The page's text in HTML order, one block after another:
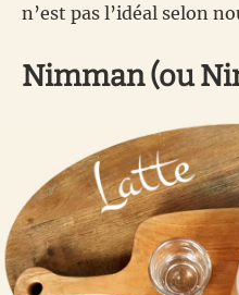
n’est pas l’idéal selon
Nimman (ou